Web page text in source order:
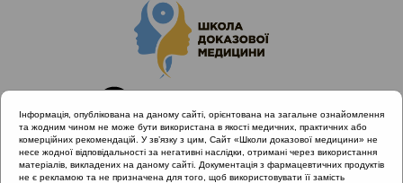
Інформація, опублікована на даному сайті, орієнтована на загальне ознайомлення
та жодним чином не може бути використана в якості медичних, практичних або
комерційних рекомендацій. У зв’язку з цим, Сайт «Школи доказової медицини» не
несе жодної відповідальності за негативні наслідки, отримані через використання
матеріалів, викладених на даному сайті. Документація з фармацевтичних продуктів
не є рекламою та не призначена для того, щоб використовувати її замість